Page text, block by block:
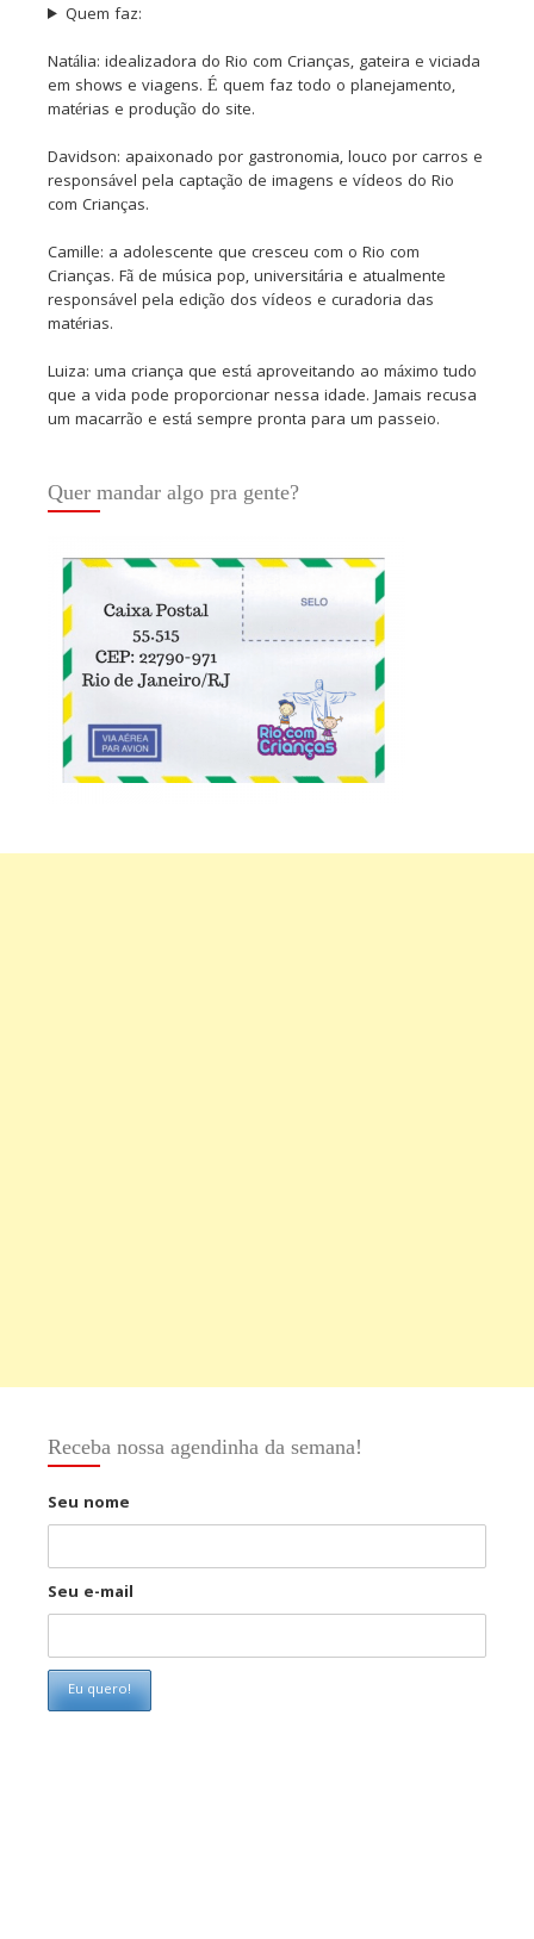
Quem faz:
Natália: idealizadora do Rio com Crianças, gateira e viciada
em shows e viagens. É quem faz todo o planejamento,
matérias e produção do site.
Davidson: apaixonado por gastronomia, louco por carros e
responsável pela captação de imagens e vídeos do Rio
com Crianças.
Camille: a adolescente que cresceu com o Rio com
Crianças. Fã de música pop, universitária e atualmente
responsável pela edição dos vídeos e curadoria das
matérias.
Luiza: uma criança que está aproveitando ao máximo tudo
que a vida pode proporcionar nessa idade. Jamais recusa
um macarrão e está sempre pronta para um passeio.
Quer mandar algo pra gente?
Receba nossa agendinha da semana!
Seu nome
Seu e-mail